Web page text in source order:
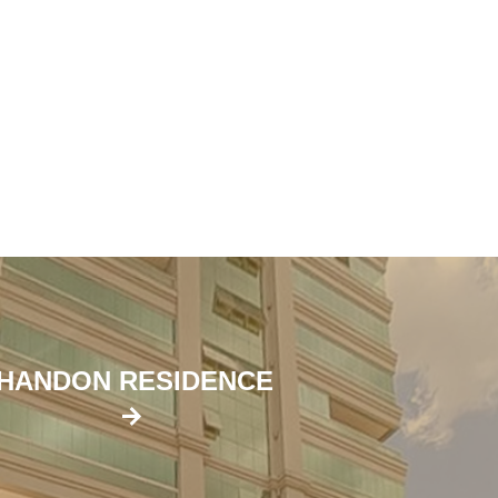
RESIDENCE